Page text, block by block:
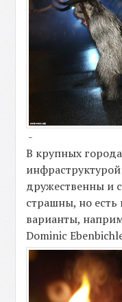
-
В крупных
дружественны и
страшны, но
варианты,
Dominic